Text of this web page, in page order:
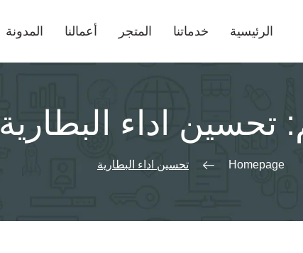
الرئيسية خدماتنا المتجر أعمالنا المدونة
تحسين اداء البطارية
Homepage تحسين اداء البطارية